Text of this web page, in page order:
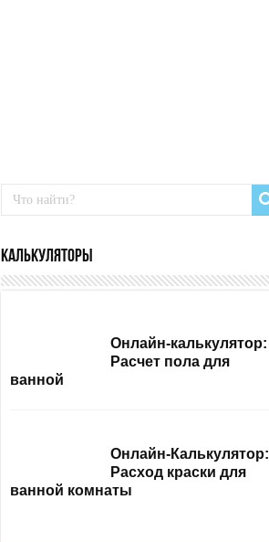
Калькуляторы
Онлайн-калькулятор:
Расчет пола для
ванной
Онлайн-Калькулятор:
Расход краски для
ванной комнаты